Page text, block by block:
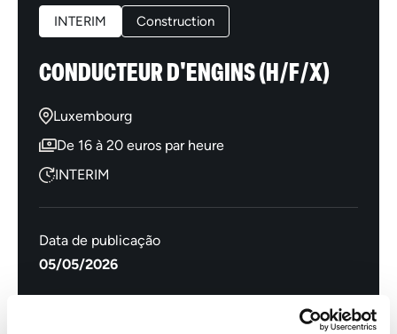
INTERIM Construction
CONDUCTEUR D'ENGINS (H/F/X)
Luxembourg
De 16 à 20 euros par heure
INTERIM
Data de publicação
05/05/2026